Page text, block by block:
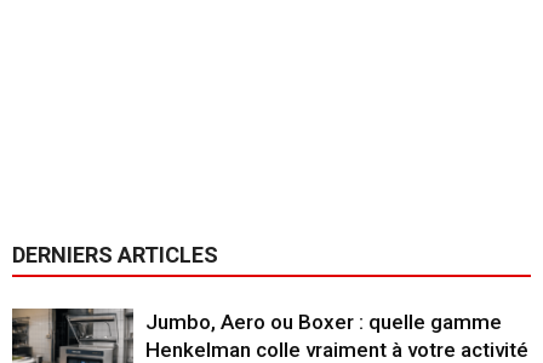
DERNIERS ARTICLES
Jumbo, Aero ou Boxer : quelle gamme
Henkelman colle vraiment à votre activité